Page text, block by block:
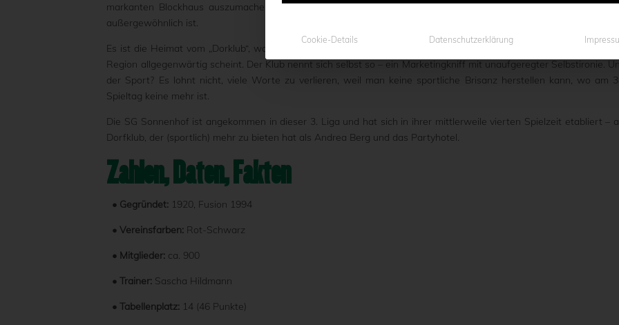
markanten Blockhaus auszumachen. Aber irgendwie kriegt einen diese Arena, weil sie im Stadionallerlei
außergewöhnlich ist.
Es ist die Heimat vom „Dorklub“, was keineswegs despektierlich gemeint ist, auch wenn der ländliche Charakter
Region allgegenwärtig scheint. Der Klub nennt sich selbst so – ein Marketingkniff mit unaufgeregter Selbstironie.
der Sport? Es lohnt nicht, viele Worte zu verlieren, weil man keine sportliche Brisanz herstellen kann, wo am
Spieltag keine mehr ist.
Die SG Sonnenhof ist angekommen in dieser 3. Liga und hat sich in ihrer mittlerweile vierten Spielzeit etabliert –
Dorfklub, der (sportlich) mehr zu bieten hat als Andrea Berg und das Partyhotel.
Zahlen, Daten, Fakten
• Gegründet: 1920, Fusion 1994
• Vereinsfarben: Rot-Schwarz
• Mitglieder: ca. 900
• Trainer: Sascha Hildmann
• Tabellenplatz: 14 (46 Punkte)
Cookie-Details Datenschutzerklärung